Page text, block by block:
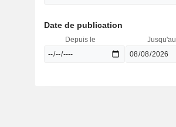
Date de publication
Depuis le Jusqu'au